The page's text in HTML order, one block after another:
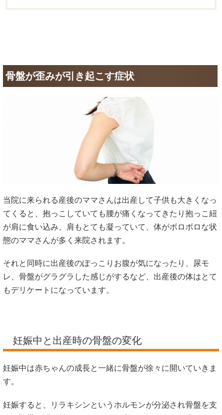
骨盤が歪みが引き起こす症状
当院に来られる産後のママさんは出産して子供も大きくなっ
てくると、抱っこしていても腰が痛くなってきたり抱っこ紐
が肩に食い込み、肩もとても凝っていて、体がボロボロな状
態のママさんが多く来院されます。
それと同時に出産後のぽっこりお腹が気になったり、尿モ
レ、骨盤がグラグラした感じがするなど、出産後の体はとて
もデリケートになっています。
妊娠中と出産時の骨盤の変化
妊娠中は赤ちゃんの成長と一緒に骨盤が徐々に開いていきま
す。
妊娠すると、リラキシンというホルモンが分泌され骨盤を支